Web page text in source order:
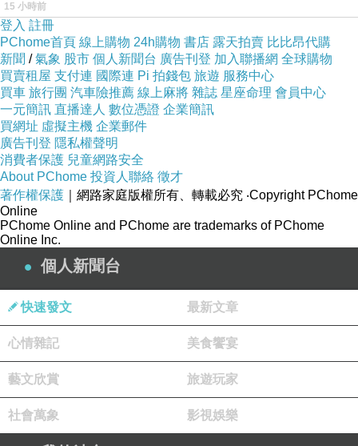
地址:新北市新北大道五段500之1號
奇摩賣場
:https://tw.bid.yahoo.com/booth/Y8312932925
台中大里宏品2手家具館 電話:04-24078608
地址:台中市大里區德芳路三段79號
奇摩賣場
:https://tw.bid.yahoo.com/booth/Y7085923303
15 小時前
登入 註冊
PChome首頁 線上購物 24h購物 書店 露天拍賣 比比昂代購
新聞 /氣象 股市 個人新聞台 廣告刊登 加入聯播網 全球購物
買賣租屋 支付連 國際連 Pi 拍錢包 旅遊 服務中心
買車 旅行團 汽車險推薦 線上麻將 雜誌 星座命理 會員中心
一元簡訊 直播達人 數位憑證 企業簡訊
買網址 虛擬主機 企業郵件
廣告刊登 隱私權聲明
消費者保護 兒童網路安全
About PChome 投資人聯絡 徵才
著作權保護 ｜網路家庭版權所有、轉載必究 ‧Copyright PChome
Online
PChome Online and PChome are trademarks of PChome
Online Inc.
個人新聞台
快速發文 最新文章
心情雜記 美食饗宴
藝文欣賞 旅遊玩家
社會萬象 影視娛樂